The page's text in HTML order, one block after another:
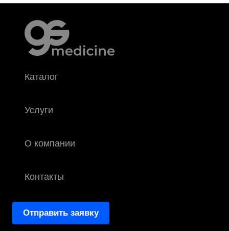
Каталог
Услуги
О компании
Контакты
Отправить заявку